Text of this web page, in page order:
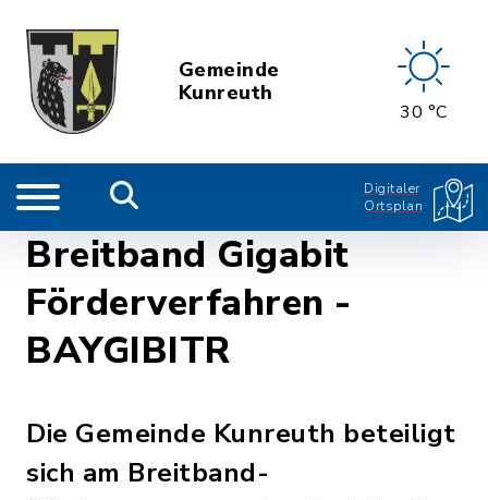
Gemeinde
Kunreuth
30 °C
Digitaler
Ortsplan
Breitband Gigabit
Förderverfahren -
BAYGIBITR
Die Gemeinde Kunreuth beteiligt
sich am Breitband-